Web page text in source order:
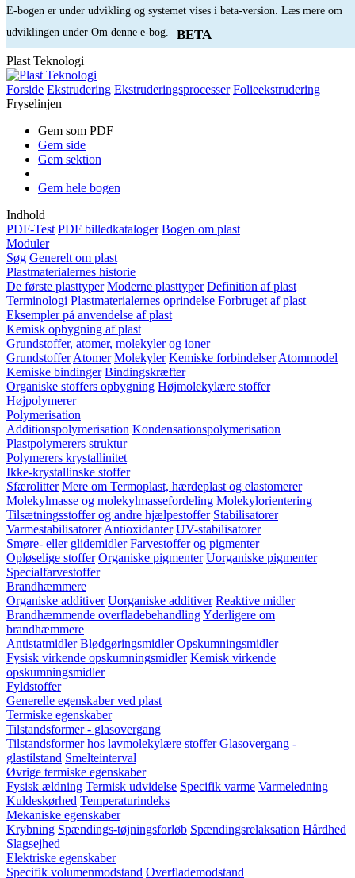
E-bogen er under udvikling og systemet vises i beta-version. Læs mere om
udviklingen under Om denne e-bog.
BETA
Plast Teknologi
Forside Ekstrudering Ekstruderingsprocesser Folieekstrudering
Fryselinjen
Gem som PDF
Gem side
Gem sektion
Gem hele bogen
Indhold
PDF-Test PDF billedkataloger Bogen om plast
Moduler
Søg Generelt om plast
Plastmaterialernes historie
De første plasttyper Moderne plasttyper Definition af plast
Terminologi Plastmaterialernes oprindelse Forbruget af plast
Eksempler på anvendelse af plast
Kemisk opbygning af plast
Grundstoffer, atomer, molekyler og ioner
Grundstoffer Atomer Molekyler Kemiske forbindelser Atommodel
Kemiske bindinger Bindingskræfter
Organiske stoffers opbygning Højmolekylære stoffer
Højpolymerer
Polymerisation
Additionspolymerisation Kondensationspolymerisation
Plastpolymerers struktur
Polymerers krystallinitet
Ikke-krystallinske stoffer
Sfærolitter Mere om Termoplast, hærdeplast og elastomerer
Molekylmasse og molekylmassefordeling Molekylorientering
Tilsætningsstoffer og andre hjælpestoffer Stabilisatorer
Varmestabilisatorer Antioxidanter UV-stabilisatorer
Smøre- eller glidemidler Farvestoffer og pigmenter
Opløselige stoffer Organiske pigmenter Uorganiske pigmenter
Specialfarvestoffer
Brandhæmmere
Organiske additiver Uorganiske additiver Reaktive midler
Brandhæmmende overfladebehandlingYderligere om
brandhæmmere
Antistatmidler Blødgøringsmidler Opskumningsmidler
Fysisk virkende opskumningsmidler Kemisk virkende
opskumningsmidler
Fyldstoffer
Generelle egenskaber ved plast
Termiske egenskaber
Tilstandsformer - glasovergang
Tilstandsformer hos lavmolekylære stoffer Glasovergang -
glastilstand Smelteinterval
Øvrige termiske egenskaber
Fysisk ældning Termisk udvidelse Specifik varme Varmeledning
Kuldeskørhed Temperaturindeks
Mekaniske egenskaber
Krybning Spændings-tøjningsforløb Spændingsrelaksation Hårdhed
Slagsejhed
Elektriske egenskaber
Specifik volumenmodstand Overflademodstand